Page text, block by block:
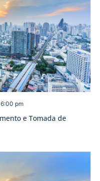
e Tomada de
6:00 pm